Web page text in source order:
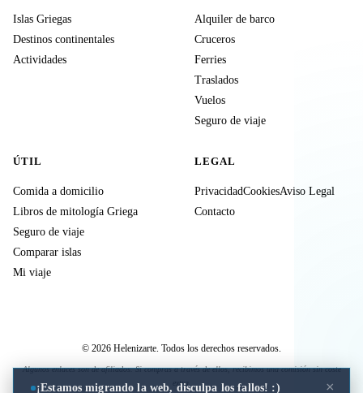
¡Estamos migrando la web, disculpa los fallos! :) ×
Islas Griegas
Destinos continentales
Actividades
Alquiler de barco
Cruceros
Ferries
Traslados
Vuelos
Seguro de viaje
ÚTIL
Comida a domicilio
Libros de mitología Griega
Seguro de viaje
Comparar islas
Mi viaje
LEGAL
PrivacidadCookiesAviso Legal
Contacto
© 2026 Helenizarte. Todos los derechos reservados.
Algunos enlaces son de afiliados. Si compras a través de ellos, recibimos una comisión sin coste
extra.